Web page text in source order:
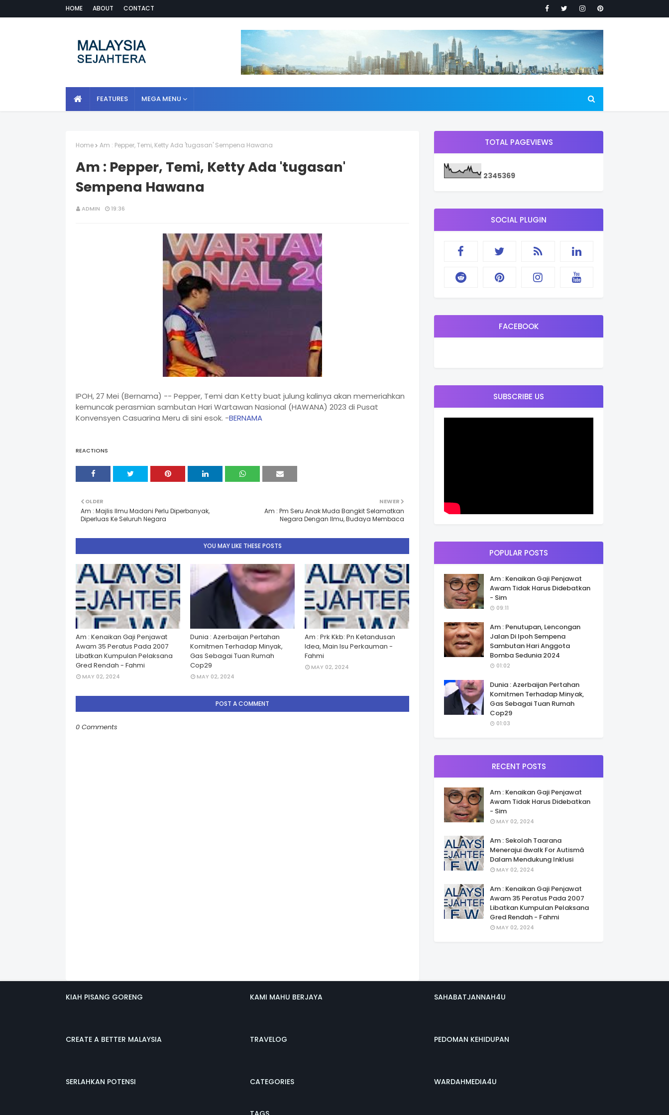
HOME ABOUT CONTACT
FEATURES MEGA MENU
Home Am : Pepper, Temi, Ketty Ada 'tugasan' Sempena Hawana
Am : Pepper, Temi, Ketty Ada 'tugasan'
Sempena Hawana
ADMIN 19:36
IPOH, 27 Mei (Bernama) -- Pepper, Temi dan Ketty buat julung kalinya akan memeriahkan
kemuncak perasmian sambutan Hari Wartawan Nasional (HAWANA) 2023 di Pusat
Konvensyen Casuarina Meru di sini esok. -BERNAMA
REACTIONS
NEWER
Am : Pm Seru Anak Muda Bangkit Selamatkan
Negara Dengan Ilmu, Budaya Membaca
OLDER
Am : Majlis Ilmu Madani Perlu Diperbanyak,
Diperluas Ke Seluruh Negara
YOU MAY LIKE THESE POSTS
Am : Kenaikan Gaji Penjawat
Awam 35 Peratus Pada 2007
Libatkan Kumpulan Pelaksana
Gred Rendah - Fahmi
MAY 02, 2024
Dunia : Azerbaijan Pertahan
Komitmen Terhadap Minyak,
Gas Sebagai Tuan Rumah
Cop29
MAY 02, 2024
Am : Prk Kkb: Pn Ketandusan
Idea, Main Isu Perkauman -
Fahmi
MAY 02, 2024
POST A COMMENT
0 Comments
TOTAL PAGEVIEWS
2345369
SOCIAL PLUGIN
FACEBOOK
SUBSCRIBE US
POPULAR POSTS
Am : Kenaikan Gaji Penjawat
Awam Tidak Harus Didebatkan
- Sim
09:11
Am : Penutupan, Lencongan
Jalan Di Ipoh Sempena
Sambutan Hari Anggota
Bomba Sedunia 2024
01:02
Dunia : Azerbaijan Pertahan
Komitmen Terhadap Minyak,
Gas Sebagai Tuan Rumah
Cop29
01:03
RECENT POSTS
Am : Kenaikan Gaji Penjawat
Awam Tidak Harus Didebatkan
- Sim
MAY 02, 2024
Am : Sekolah Taarana
Menerajui âwalk For Autismâ
Dalam Mendukung Inklusi
MAY 02, 2024
Am : Kenaikan Gaji Penjawat
Awam 35 Peratus Pada 2007
Libatkan Kumpulan Pelaksana
Gred Rendah - Fahmi
MAY 02, 2024
KIAH PISANG GORENG
CREATE A BETTER MALAYSIA
SERLAHKAN POTENSI
KAMI MAHU BERJAYA
TRAVELOG
CATEGORIES
SAHABATJANNAH4U
PEDOMAN KEHIDUPAN
WARDAHMEDIA4U